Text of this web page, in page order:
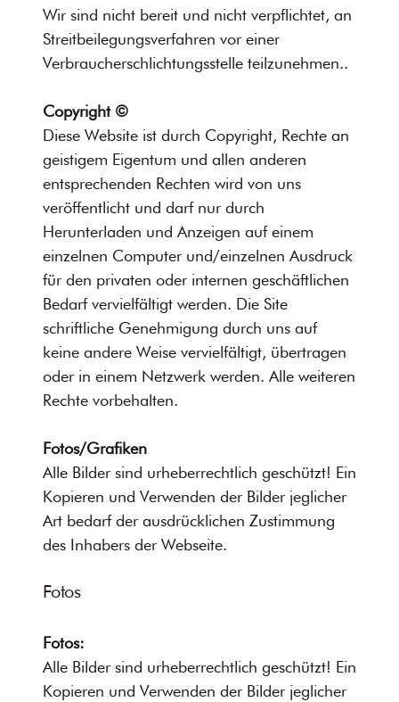
Wir sind nicht bereit und nicht verpflichtet, an
Streitbeilegungsverfahren vor einer
Verbraucherschlichtungsstelle teilzunehmen..
Copyright ©
Diese Website ist durch Copyright, Rechte an
geistigem Eigentum und allen anderen
entsprechenden Rechten wird von uns
veröffentlicht und darf nur durch
Herunterladen und Anzeigen auf einem
einzelnen Computer und/einzelnen Ausdruck
für den privaten oder internen geschäftlichen
Bedarf vervielfältigt werden. Die Site
schriftliche Genehmigung durch uns auf
keine andere Weise vervielfältigt, übertragen
oder in einem Netzwerk werden. Alle weiteren
Rechte vorbehalten.
Fotos/Grafiken
Alle Bilder sind urheberrechtlich geschützt! Ein
Kopieren und Verwenden der Bilder jeglicher
Art bedarf der ausdrücklichen Zustimmung
des Inhabers der Webseite.
Fotos
Fotos:
Alle Bilder sind urheberrechtlich geschützt! Ein
Kopieren und Verwenden der Bilder jeglicher